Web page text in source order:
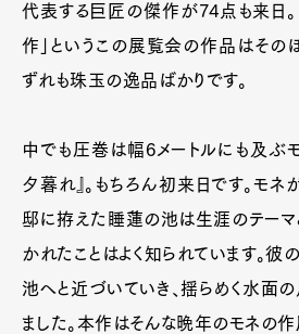
代表する巨匠の傑作が74点も来日。
作」というこの展覧会の作品はその
ずれも珠玉の逸品ばかりです。
中でも圧巻は幅6メートルにも及ぶ
夕暮れ』。もちろん初来日です。モネ
邸に拵えた睡蓮の池は生涯のテーマ
かれたことはよく知られています。彼
池へと近づいていき、揺らめく水面
ました。本作はそんな晩年のモネの作